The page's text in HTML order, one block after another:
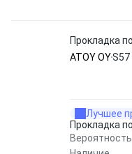
Прокладка
ATOY OYS57
Лучшее
Прокладка
Вероятность